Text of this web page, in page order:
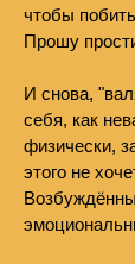
чтобы
Прошу
И снова,
себя, как
физически,
этого не